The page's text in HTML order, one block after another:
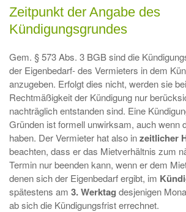
Zeitpunkt der Angabe des
Kündigungsgrundes
Gem. § 573 Abs. 3 BGB sind die
der Eigenbedarf- des Vermieters in dem
anzugeben. Erfolgt dies nicht, werden sie
Rechtmäßigkeit der Kündigung nur
nachträglich entstanden sind. Eine
Gründen ist formell unwirksam, auch wenn
haben. Der Vermieter hat also inzeitlicher
beachten, dass er das Mietverhältnis zum
Termin nur beenden kann, wenn er dem
denen sich der Eigenbedarf ergibt, im
spätestens am 3. Werktag desjenigen
ab sich die Kündigungsfrist errechnet.